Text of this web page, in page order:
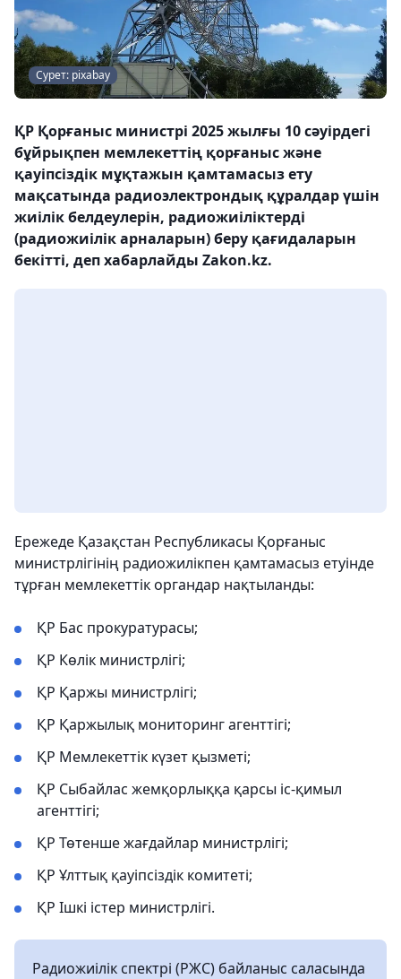
Сурет: pixabay
ҚР Қорғаныс министрі 2025 жылғы 10 сәуірдегі
бұйрықпен мемлекеттің қорғаныс және
қауіпсіздік мұқтажын қамтамасыз ету
мақсатында радиоэлектрондық құралдар үшін
жиілік белдеулерін, радиожиіліктерді
(радиожиілік арналарын) беру қағидаларын
бекітті, деп хабарлайды Zakon.kz.
Ережеде Қазақстан Республикасы Қорғаныс
министрлігінің радиожилікпен қамтамасыз етуінде
тұрған мемлекеттік органдар нақтыланды:
ҚР Бас прокуратурасы;
ҚР Көлік министрлігі;
ҚР Қаржы министрлігі;
ҚР Қаржылық мониторинг агенттігі;
ҚР Мемлекеттік күзет қызметі;
ҚР Сыбайлас жемқорлыққа қарсы іс-қимыл
агенттігі;
ҚР Төтенше жағдайлар министрлігі;
ҚР Ұлттық қауіпсіздік комитеті;
ҚР Ішкі істер министрлігі.
Радиожиілік спектрі (РЖС) байланыс саласында